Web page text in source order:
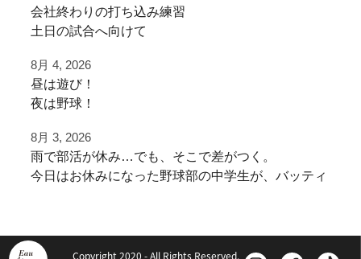
⁡会社終わりの打ち込み⁡練習⁡
⁡土日の試合へ向けて⁡
⁡またお待ちしております！
⁡⁡#野球好きと繋がりたい
#野球好きな人と繋がりたい
⁡#フライボール革命 #レベルスイング
⁡#練習場所 #野球練習場 #室内野球練習場
8月 4, 2026
昼は遊び！
夜は野球！
夜涼しくなってから
学生の打ち込み！
8月 3, 2026
雨で部活が休み…でも、そこで差がつく。
今日はお休みになった野球部の中学生が、バッティ
その向上心、全力で応援します
Copyright 2020 - All Rights Reserved.